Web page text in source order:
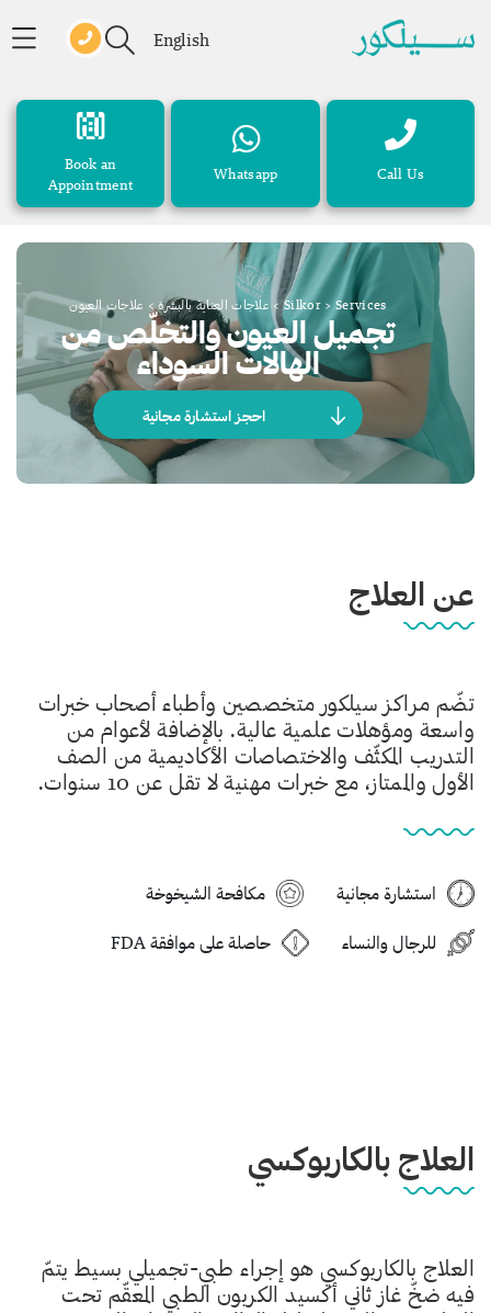
English
Call Us
Whatsapp
Book an
Appointment
Silkor>Services
> علاجات العناية بالبشرة> علاجات العيون
تجميل العيون والتخلّص من
الهالات السوداء
احجز استشارة مجانية
عن العلاج
تضّم مراكز سيلكور متخصصين وأطباء أصحاب خبرات
واسعة ومؤهلات علمية عالية. بالإضافة لأعوام من
التدريب المكثّف والاختصاصات الأكاديمية من الصف
الأول والممتاز، مع خبرات مهنية لا تقل عن 10 سنوات.
استشارة مجانية
مكافحة الشيخوخة
للرجال والنساء
حاصلة على موافقة FDA
العلاج بالكاربوكسي
العلاج بالكاربوكسي هو إجراء طبي-تجميلي بسيط يتمّ
فيه ضخّ غاز ثاني أكسيد الكربون الطبي المعقّم تحت